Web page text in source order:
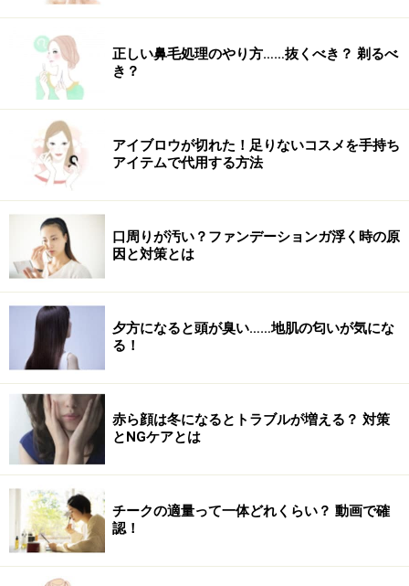
正しい鼻毛処理のやり方……抜くべき？ 剃るべ
き？
アイブロウが切れた！足りないコスメを手持ち
アイテムで代用する方法
口周りが汚い？ファンデーションガ浮く時の原
因と対策とは
夕方になると頭が臭い……地肌の匂いが気にな
る！
赤ら顔は冬になるとトラブルが増える？ 対策
とNGケアとは
チークの適量って一体どれくらい？ 動画で確
認！